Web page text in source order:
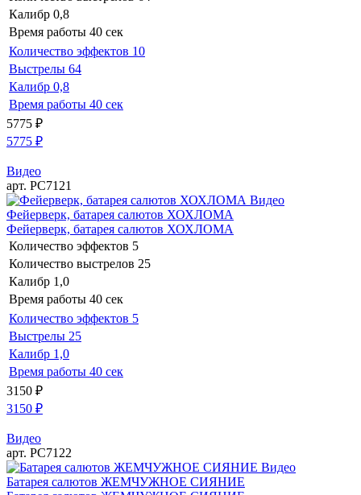
Калибр 0,8
Время работы 40 сек
Количество эффектов 10
Выстрелы 64
Калибр 0,8
Время работы 40 сек
5775 ₽
5775 ₽
Видео
арт. РС7121
Видео
Фейерверк, батарея салютов ХОХЛОМА
Фейерверк, батарея салютов ХОХЛОМА
Количество эффектов 5
Количество выстрелов 25
Калибр 1,0
Время работы 40 сек
Количество эффектов 5
Выстрелы 25
Калибр 1,0
Время работы 40 сек
3150 ₽
3150 ₽
Видео
арт. РС7122
Видео
Батарея салютов ЖЕМЧУЖНОЕ СИЯНИЕ